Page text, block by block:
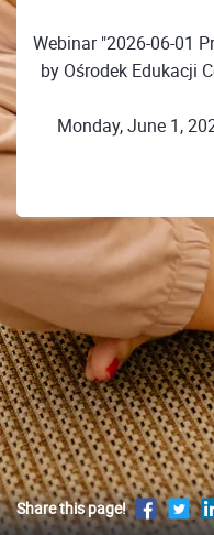
Webinar "2026-06-01
by Ośrodek Edukacji
Monday, June 1,
Share this page!